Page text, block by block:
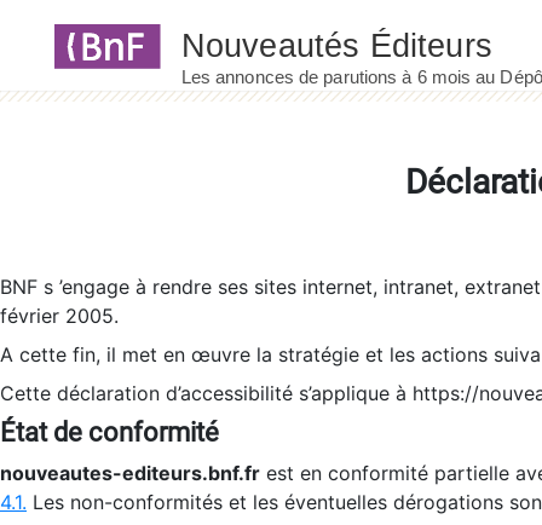
BNF s ’engage à rendre ses sites internet, intranet,
février 2005.
A cette fin, il met en œuvre la stratégie et les actions
Cette déclaration d’accessibilité s’applique à https://
État de conformité
nouveautes-editeurs.bnf.fr est en conformité partielle
4.1. Les non-conformités et les éventuelles dérogations